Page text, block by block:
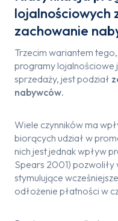
lojalnościowych
zachowanie
Trzecim wariantem
programy lojalnościowe
sprzedaży, jest podział
nabywców.
Wiele czynników ma
biorących udział w
nich jest jednak wpływ
Spears 2001)
stymulujące
odłożenie płatności w